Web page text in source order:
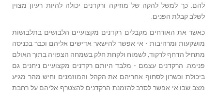
להם. כך למשל להקה של מוזיקה ורקדנים יכולה להיות רעיון מצוין
לשלב קבלת הפנים.
כאשר את האורחים מקבלים רקדנים מקצועיים הלבושים בתלבושות
מושקעות ומרהיבות - אי אפשר להישאר אדישים אליהם וכבר בכניסה
מתחיל הדחף לרקוד, לשמוח ולקחת חלק בשמחה הצפויה בתוך האולם
פנימה. הרקדנים עצמם - מלבד היותם רקדנים מקצועיים ניחנים גם
ביכולת וכשרון לסחוף אחריהם את הקהל והמוזמנים וחיש מהר מגיע
מצב שבו אי אפשר לסרב להזמנת הרקדנים להצטרף אליהם על רחבת